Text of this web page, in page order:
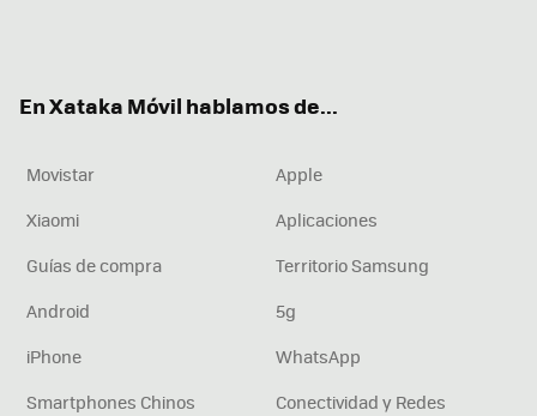
En Xataka Móvil hablamos de...
Movistar
Apple
Xiaomi
Aplicaciones
Guías de compra
Territorio Samsung
Android
5g
iPhone
WhatsApp
Smartphones Chinos
Conectividad y Redes